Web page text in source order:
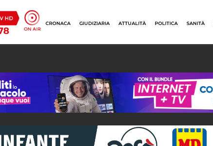
CRONACA GIUDIZIARIA ATTUALITÀ POLITICA SANITÀ